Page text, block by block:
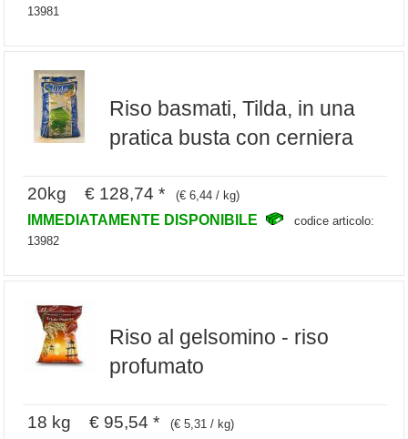
13981
Riso basmati, Tilda, in una
pratica busta con cerniera
20kg € 128,74 * (€ 6,44 / kg)
IMMEDIATAMENTE DISPONIBILE
codice articolo:
13982
Riso al gelsomino - riso
profumato
18 kg € 95,54 * (€ 5,31 / kg)